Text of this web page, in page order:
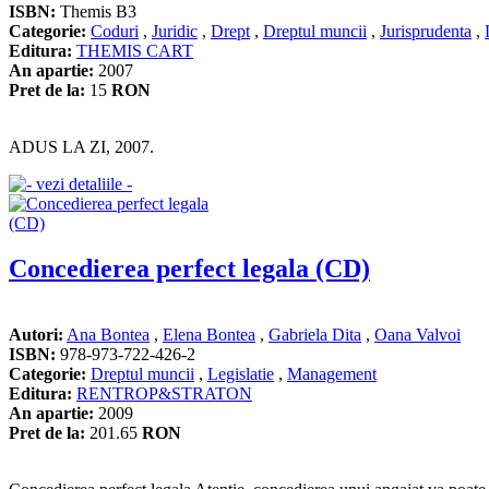
ISBN: Themis B3
Categorie: Coduri , Juridic , Drept , Dreptul muncii , Jurisprudenta ,
Editura: THEMIS CART
An apartie: 2007
Pret de la: 15 RON
ADUS LA ZI, 2007.
Concedierea perfect legala (CD)
Autori: Ana Bontea , Elena Bontea , Gabriela Dita , Oana Valvoi
ISBN: 978-973-722-426-2
Categorie: Dreptul muncii , Legislatie , Management
Editura: RENTROP&STRATON
An apartie: 2009
Pret de la: 201.65 RON